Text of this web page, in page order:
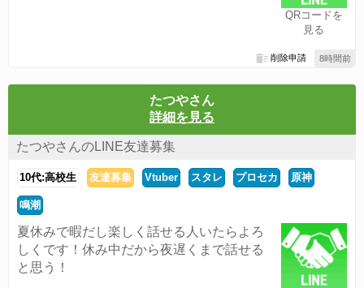
QRコードを
見る
8時間前
削除申請
たつやさん
詳細を見る
たつやさんのLINE友達募集
10代:高校生 友達募集 Vtuber スタレ プロセカ 原神
鳴潮
夏休みで暇だし楽しく話せる人いたらよろ
しくです！休み中だから夜遅くまで話せる
と思う！